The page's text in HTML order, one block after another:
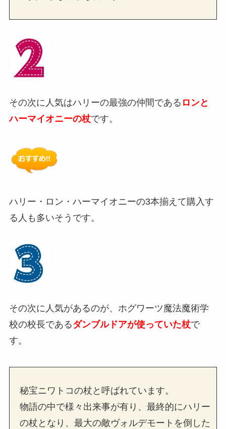
その次に人気はハリーの最強の仲間である ロンと
ハーマイオニーの杖です。
ハリー・ロン・ハーマイオニーの3本揃えて購入す
る人も多いそうです。
その次に人気があるのが、ホグワーツ魔法魔術学
校の校長であるダンブルドアが使っていた杖で
す。
秘宝ニワトコの杖と呼ばれています。
物語の中で様々出来事が有り、最終的にハリー
の杖となり、最大の敵ヴォルデモートを倒した